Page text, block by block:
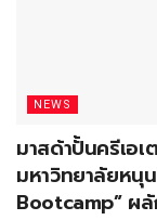
NEWS
มาสด้าปั้นครีเอ
มหาวิทยาลัยหนุ
Bootcamp” ผ